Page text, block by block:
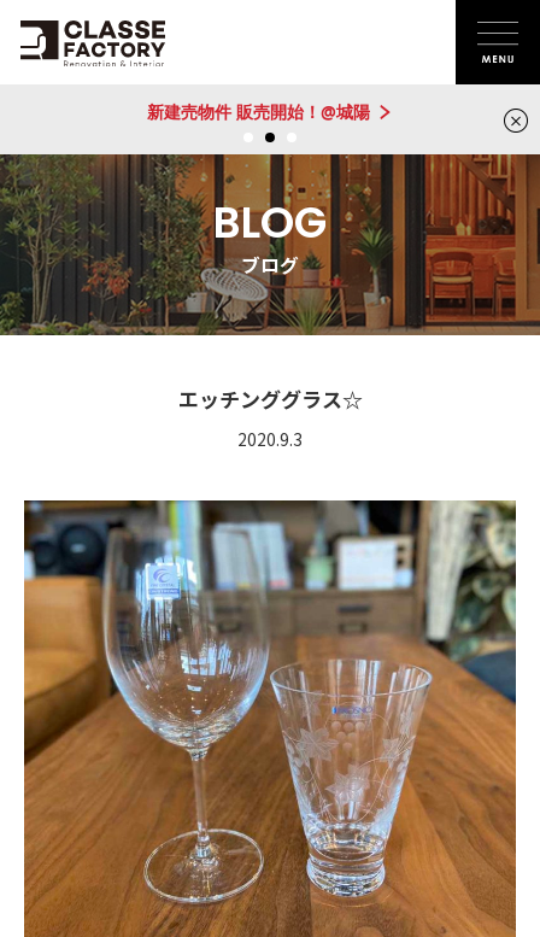
新建売物件 販売開始！@城陽
BLOG
ブログ
エッチンググラス☆
2020.9.3